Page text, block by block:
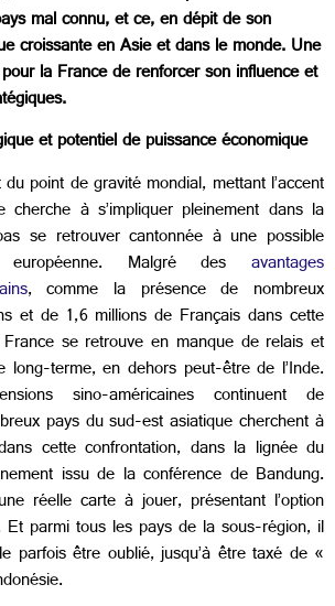
mal connu, et ce, en dépit de son
croissante en Asie et dans le monde. Une
la France de renforcer son influence et
et potentiel de puissance économique
point de gravité mondial, mettant l’accent
cherche à s’impliquer pleinement dans la
se retrouver cantonnée à une possible
Malgré des avantages
, comme la présence de nombreux
et de 1,6 millions de Français dans cette
se retrouve en manque de relais et
long-terme, en dehors peut-être de l’Inde.
sino-américaines continuent de
pays du sud-est asiatique cherchent à
cette confrontation, dans la lignée du
issu de la conférence de Bandung.
réelle carte à jouer, présentant l’option
Et parmi tous les pays de la sous-région, il
parfois être oublié, jusqu’à être taxé de «